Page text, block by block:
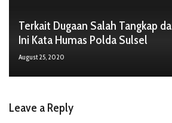
Terkait Dugaan Salah Tangkap
Ini Kata Humas Polda Sulsel
August 25, 2020
Leave a Reply